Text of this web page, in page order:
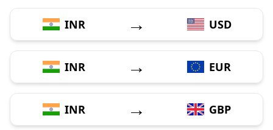
INR → USD
INR → EUR
INR → GBP